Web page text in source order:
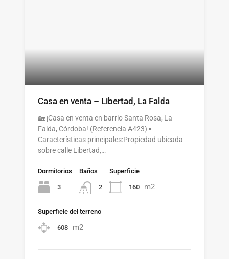
Casa en venta – Libertad, La Falda
🏡 ¡Casa en venta en barrio Santa Rosa, La
Falda, Córdoba! (Referencia A423) ▪️
Características principales:Propiedad ubicada
sobre calle Libertad,…
Dormitorios
3
Baños
2
Superficie
160 m2
Superficie del terreno
608 m2